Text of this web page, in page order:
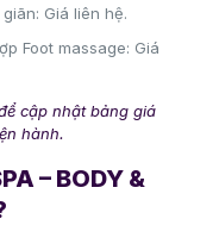
Giá liên hệ.
Foot massage: Giá
cập nhật bảng giá
hành.
– BODY &